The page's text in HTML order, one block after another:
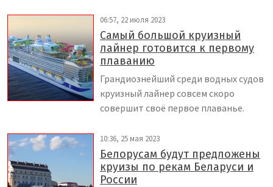
06:57, 22 июля 2023
Самый большой круизный
лайнер готовится к первому
плаванию
Грандиознейший среди водных судов
круизный лайнер совсем скоро
совершит своё первое плаванье.
10:36, 25 мая 2023
Белорусам будут предложены
круизы по рекам Беларуси и
России